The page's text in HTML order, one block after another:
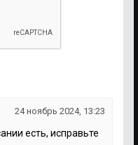
24 ноябрь 2024, 13:23
есть, исправьте